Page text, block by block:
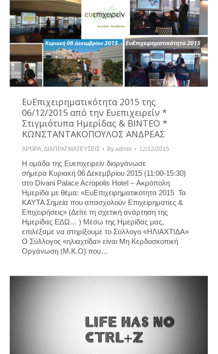
ΕυΕπιχειρηματικότητα 2015 της
06/12/2015 από την Ευεπιχειρείν *
Στιγμιότυπα Ημερίδας & ΒΙΝΤΕΟ *
ΚΩΝΣΤΑΝΤΑΚΟΠΟΥΛΟΣ ΑΝΔΡΕΑΣ
ΆΡΘΡΑ,ΔΙΑΠΡΑΓΜΑΤΕΥΣΕΙΣ By admin 12/12/2015
Η ομάδα της Ευεπιχειρείν διοργάνωσε
σήμερα Κυριακή 06 Δεκεμβρίου 2015 (11:00-15:30)
στο Divani Palace Acropolis Hotel – Ακρόπολη
Ημερίδα με θέμα: «ΕυΕπιχειρηματικότητα 2015 Τα
ΚΑΥΤΑ Σημεία που απασχολούν Επιχειρηματίες &
Επιχειρήσεις» (Δείτε τη σχετική ανάρτηση της
Ημερίδας ΕΔΩ… ) Μέσω της Ημερίδας μας,
επιλέξαμε να στηρίξουμε το Σύλλογο «ΗΛΙΑΧΤΙΔΑ»
Ο Σύλλογος «ηλιαχτίδα» είναι Μη Κερδοσκοπική
Οργάνωση (Μ.Κ.Ο) που…